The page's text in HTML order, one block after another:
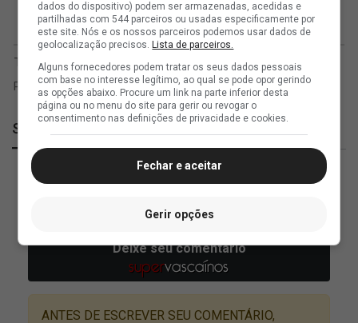
SuperVasco
dados do dispositivo) podem ser armazenadas, acedidas e
partilhadas com 544 parceiros ou usadas especificamente por
este site. Nós e os nossos parceiros podemos usar dados de
geolocalização precisos. Lista de parceiros.
Alguns fornecedores podem tratar os seus dados pessoais
com base no interesse legítimo, ao qual se pode opor gerindo
as opções abaixo. Procure um link na parte inferior desta
página ou no menu do site para gerir ou revogar o
consentimento nas definições de privacidade e cookies.
Fechar e aceitar
Gerir opções